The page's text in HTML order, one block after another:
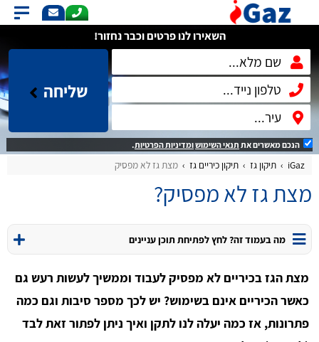
השאירו לנו פרטים וכבר נחזור!
שליחה
הנכם מאשרים את תנאי השימושומדיניות הפרטיות.
iGaz תיקון גז תיקון כיריים גז מצת גז לא מפסיק
מצת גז לא מפסיק?
מה בעמוד זה? לחץ לפתיחת תוכן עניינים
מצת הגז בכיריים לא מפסיק לעבוד וממשיך לעשות רעש גם
כאשר הכיריים אינם בשימוש? יש לכך מספר סיבות וגם כמה
פתרונות, אז כמה יעלה לנו לתקן ואיך ניתן לפתור זאת לבד